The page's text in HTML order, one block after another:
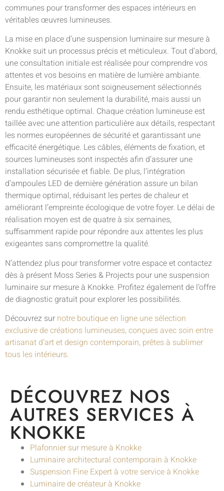
communes pour transformer des espaces intérieurs en
véritables œuvres lumineuses.
La mise en place d’une suspension luminaire sur mesure à
Knokke suit un processus précis et méticuleux. Tout d’abord,
une consultation initiale est réalisée pour comprendre vos
attentes et vos besoins en matière de lumière ambiante.
Ensuite, les matériaux sont soigneusement sélectionnés
pour garantir non seulement la durabilité, mais aussi un
rendu esthétique optimal. Chaque création lumineuse est
taillée avec une attention particulière aux détails, respectant
les normes européennes de sécurité et garantissant une
efficacité énergétique. Les câbles, éléments de fixation, et
sources lumineuses sont inspectés afin d’assurer une
installation sécurisée et fiable. De plus, l’intégration
d’ampoules LED de dernière génération assure un bilan
thermique optimal, réduisant les pertes de chaleur et
améliorant l’empreinte écologique de votre foyer. Le délai de
réalisation moyen est de quatre à six semaines,
suffisamment rapide pour répondre aux attentes les plus
exigeantes sans compromettre la qualité.
N’attendez plus pour transformer votre espace et contactez
dès à présent Moss Series & Projects pour une suspension
luminaire sur mesure à Knokke. Profitez également de l’offre
de diagnostic gratuit pour explorer les possibilités.
Découvrez sur notre boutique en ligne une sélection
exclusive de créations lumineuses, conçues avec soin entre
artisanat d’art et design contemporain, prêtes à sublimer
tous les intérieurs.
DÉCOUVREZ NOS
AUTRES SERVICES À
KNOKKE
Plafonnier sur mesure à Knokke
Luminaire architectural contemporain à Knokke
Suspension Fine Expert à votre service à Knokke
Luminaire de créateur à Knokke